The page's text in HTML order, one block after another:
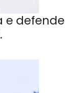
e defende